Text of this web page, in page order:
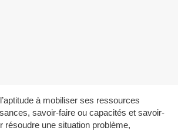
à mobiliser ses ressources
savoir-faire ou capacités et savoir-
résoudre une situation problème,